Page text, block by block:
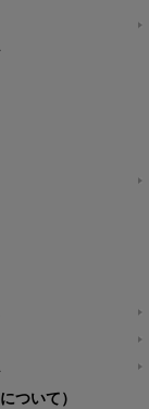
ついて）